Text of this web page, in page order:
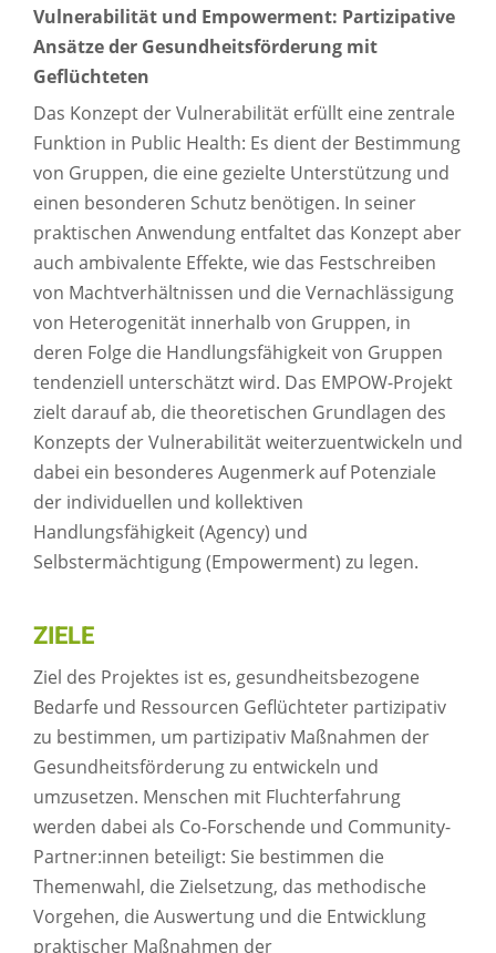
Vulnerabilität und Empowerment: Partizipative
Ansätze der Gesundheitsförderung mit
Geflüchteten
Das Konzept der Vulnerabilität erfüllt eine zentrale
Funktion in Public Health: Es dient der Bestimmung
von Gruppen, die eine gezielte Unterstützung und
einen besonderen Schutz benötigen. In seiner
praktischen Anwendung entfaltet das Konzept aber
auch ambivalente Effekte, wie das Festschreiben
von Machtverhältnissen und die Vernachlässigung
von Heterogenität innerhalb von Gruppen, in
deren Folge die Handlungsfähigkeit von Gruppen
tendenziell unterschätzt wird. Das EMPOW-Projekt
zielt darauf ab, die theoretischen Grundlagen des
Konzepts der Vulnerabilität weiterzuentwickeln und
dabei ein besonderes Augenmerk auf Potenziale
der individuellen und kollektiven
Handlungsfähigkeit (Agency) und
Selbstermächtigung (Empowerment) zu legen.
ZIELE
Ziel des Projektes ist es, gesundheitsbezogene
Bedarfe und Ressourcen Geflüchteter partizipativ
zu bestimmen, um partizipativ Maßnahmen der
Gesundheitsförderung zu entwickeln und
umzusetzen. Menschen mit Fluchterfahrung
werden dabei als Co-Forschende und Community-
Partner:innen beteiligt: Sie bestimmen die
Themenwahl, die Zielsetzung, das methodische
Vorgehen, die Auswertung und die Entwicklung
praktischer Maßnahmen der